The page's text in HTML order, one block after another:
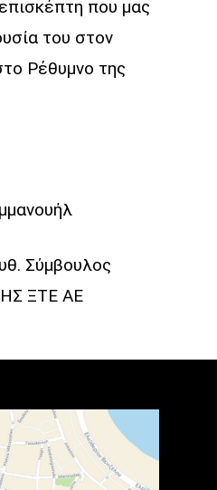
που μας
του στον
Ρέθυμνο της
Σύμβουλος
ΞΤΕ ΑΕ